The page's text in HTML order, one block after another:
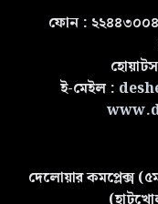
ফোন :
ই-মেইল :
দেলোয়ার কমপ্লেক্স